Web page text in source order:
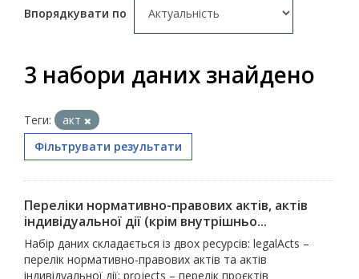
Впорядкувати по
3 набори даних знайдено
Теги:
акт
Фільтрувати результати
Переліки нормативно-правових актів, актів
індивідуальної дії (крім внутрішньо...
Набір даних складається із двох ресурсів: legalActs –
перелік нормативно-правових актів та актів
індивідуальної дії; projects – перелік проєктів